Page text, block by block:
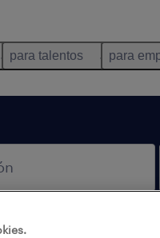
para talentos para